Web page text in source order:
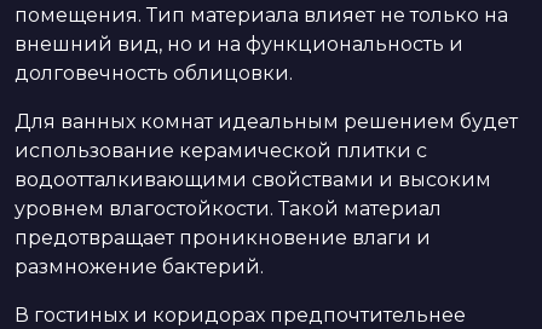
помещения. Тип материала влияет не только на
внешний вид, но и на функциональность и
долговечность облицовки.
Для ванных комнат идеальным решением будет
использование керамической плитки с
водоотталкивающими свойствами и высоким
уровнем влагостойкости. Такой материал
предотвращает проникновение влаги и
размножение бактерий.
В гостиных и коридорах предпочтительнее